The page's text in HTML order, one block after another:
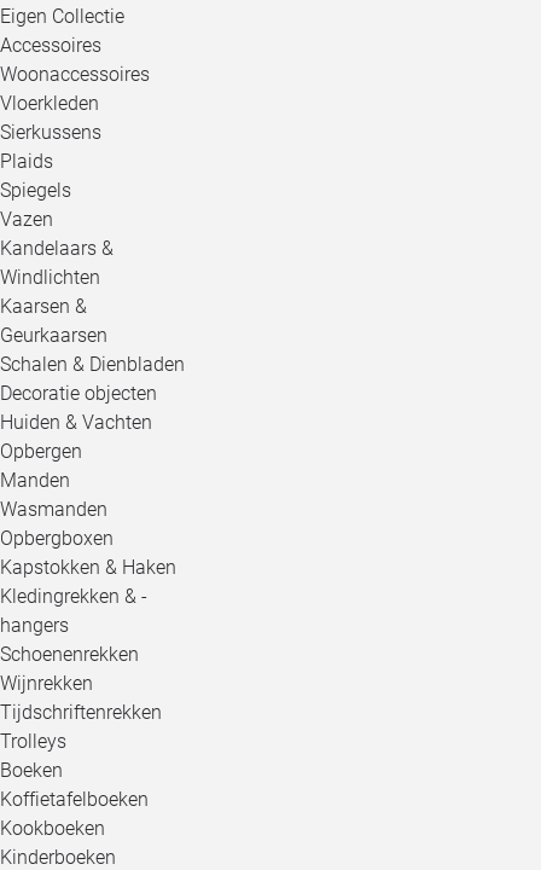
Eigen Collectie
Accessoires
Woonaccessoires
Vloerkleden
Sierkussens
Plaids
Spiegels
Vazen
Kandelaars &
Windlichten
Kaarsen &
Geurkaarsen
Schalen & Dienbladen
Decoratie objecten
Huiden & Vachten
Opbergen
Manden
Wasmanden
Opbergboxen
Kapstokken & Haken
Kledingrekken & -
hangers
Schoenenrekken
Wijnrekken
Tijdschriftenrekken
Trolleys
Boeken
Koffietafelboeken
Kookboeken
Kinderboeken